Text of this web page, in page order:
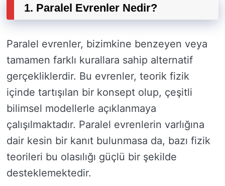
1. Paralel Evrenler Nedir?
Paralel evrenler, bizimkine benzeyen veya
tamamen farklı kurallara sahip alternatif
gerçekliklerdir. Bu evrenler, teorik fizik
içinde tartışılan bir konsept olup, çeşitli
bilimsel modellerle açıklanmaya
çalışılmaktadır. Paralel evrenlerin varlığına
dair kesin bir kanıt bulunmasa da, bazı fizik
teorileri bu olasılığı güçlü bir şekilde
desteklemektedir.